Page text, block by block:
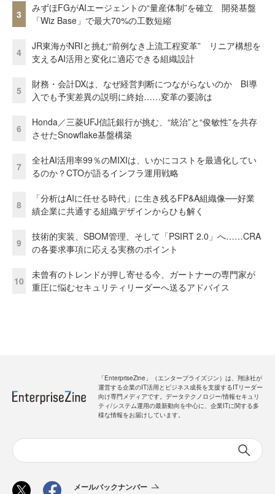
3
みずほFGがAIエージェントの“量産体制”を確立 開発基盤
「Wiz Base」で最大70%の工数短縮
4
JR東海がNRIと挑む“前例なき上流工程変革” リニア構想を
支えるAI活用と変化に適応できる組織設計
5
財務・会計DXは、なぜ経営判断につながらないのか BI導
入でも予実差異の説明に終始……変革の要諦は
6
Honda／三菱UFJ信託銀行が挑む、“統治”と“俊敏性”を共存
させたSnowflake基盤構築
7
全社AI活用率99％のMIXIは、いかにコストを最適化してい
るのか？CTOが語るインフラ運用戦略
8
「分析はAIに任せる時代」に生き残るFP&A組織像──好業
績企業に共通する組織デザインからひも解く
9
技術的実装、SBOM管理、そして「PSIRT 2.0」へ……CRA
の各要求事項に応える実務のポイント
10
未曾有のトレンドが押し寄せる今、ガートナーの専門家が
重圧に悩むセキュリティリーダーへ送るアドバイス
「EnterpriseZine」（エンタープライズジン）は、翔泳社が
運営する企業のIT活用とビジネス成長を支援するITリーダー
向け専門メディアです。データテクノロジー/情報セキュリ
ティ/システム運用の最新動向を中心に、企業ITに関する多
様な情報をお届けしています。
メールバックナンバー